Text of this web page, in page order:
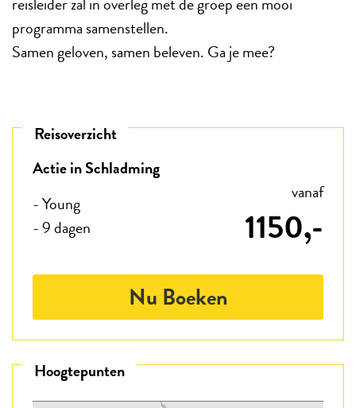
programma samenstellen.
Samen geloven, samen beleven. Ga je mee?
Reisoverzicht
Actie in Schladming
- Young
- 9 dagen
vanaf
1150,-
Nu Boeken
Hoogtepunten